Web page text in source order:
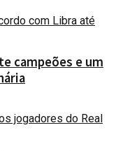
campeões e um